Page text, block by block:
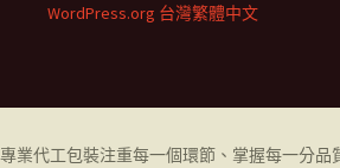
WordPress.org 台灣繁體中文
專業代工包裝注重每一個環節、掌握每一分品